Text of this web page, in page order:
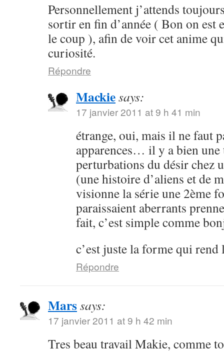
Personnellement j’attends
sortir en fin d’année ( Bon on est
le coup ), afin de voir cet anime
curiosité.
Répondre
Mackiesays:
17 janvier 2011 at 9 h 41 min
étrange, oui, mais il ne faut
apparences… il y a bien une
perturbations du désir chez
(une histoire d’aliens et de
visionne la série une 2ème
paraissaient aberrants
fait, c’est simple comme
c’est juste la forme qui rend
Répondre
Marssays:
17 janvier 2011 at 9 h 42 min
Tres beau travail Makie, comme